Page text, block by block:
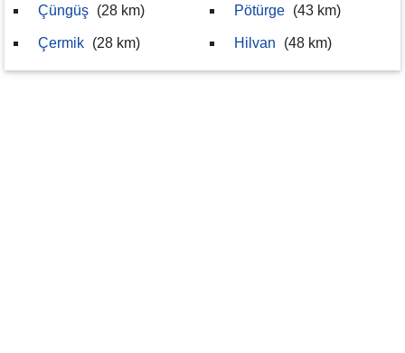
Çüngüş (28 km)
Çermik (28 km)
Pötürge (43 km)
Hilvan (48 km)